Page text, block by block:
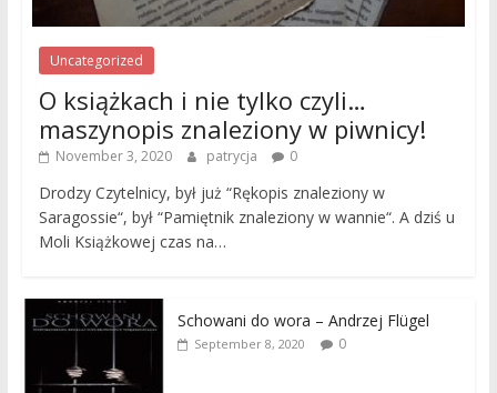
Uncategorized
O książkach i nie tylko czyli…
maszynopis znaleziony w piwnicy!
November 3, 2020 patrycja 0
Drodzy Czytelnicy, był już “Rękopis znaleziony w
Saragossie“, był “Pamiętnik znaleziony w wannie“. A dziś u
Moli Książkowej czas na…
Schowani do wora – Andrzej Flügel
September 8, 2020 0